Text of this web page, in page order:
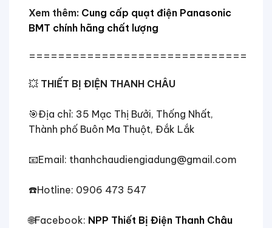
Xem thêm: Cung cấp quạt điện Panasonic
BMT chính hãng chất lượng
==============================
💥 THIẾT BỊ ĐIỆN THANH CHÂU
🎯Địa chỉ: 35 Mạc Thị Bưởi, Thống Nhất,
Thành phố Buôn Ma Thuột, Đắk Lắk
📧Email: thanhchaudiengiadung@gmail.com
☎️Hotline: 0906 473 547
🌐Facebook: NPP Thiết Bị Điện Thanh Châu